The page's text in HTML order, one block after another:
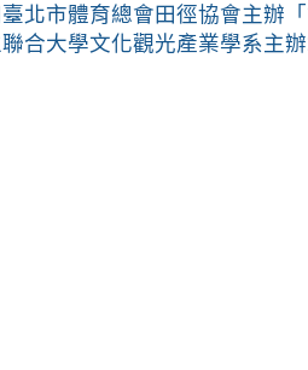
北市體育總會田徑協會主辦
聯合大學文化觀光產業學系主